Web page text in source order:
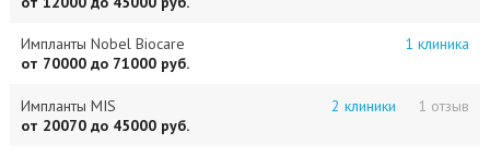
Импланты Nobel Biocare
1 клиника
от 70000 до 71000 руб.
Импланты MIS 1 отзыв
2 клиники
от 20070 до 45000 руб.